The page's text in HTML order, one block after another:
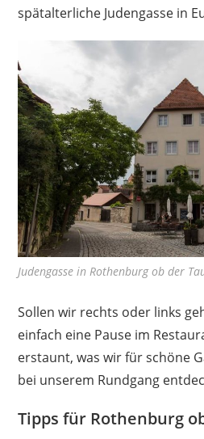
spätalterliche Judengasse in
Judengasse in Rothenburg ob der
Sollen wir rechts oder links
einfach eine Pause im
erstaunt, was wir für schöne
bei unserem Rundgang
Tipps für Rothenburg